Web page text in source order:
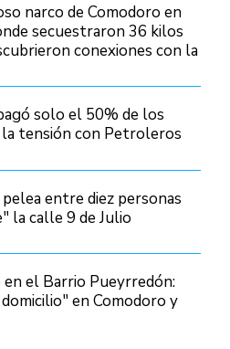
narco de Comodoro en
secuestraron 36 kilos
conexiones con la
solo el 50% de los
la tensión con Petroleros
entre diez personas
la calle 9 de Julio
el Barrio Pueyrredón:
en Comodoro y